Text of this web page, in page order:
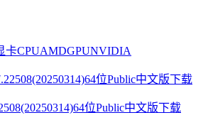
卡CPUAMDGPUNVIDIA
位Public中文版下载